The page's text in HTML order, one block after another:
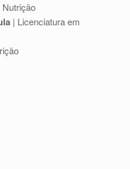
Nutrição
| Licenciatura em